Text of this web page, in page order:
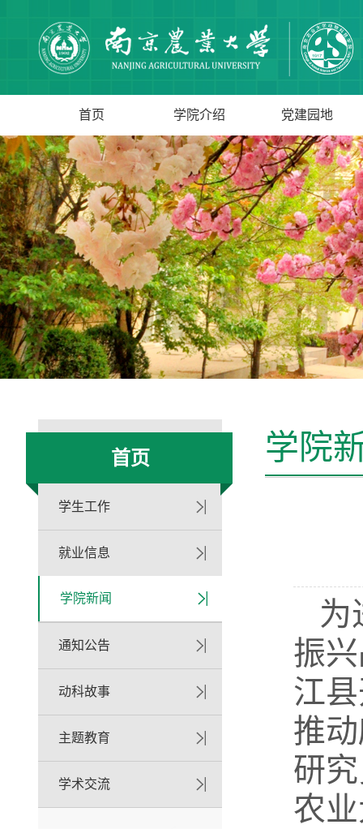
首页 学院介绍 党建园地
首页
学生工作
就业信息
学院新闻
通知公告
动科故事
主题教育
学术交流
学院
为
振
江
推
研
农